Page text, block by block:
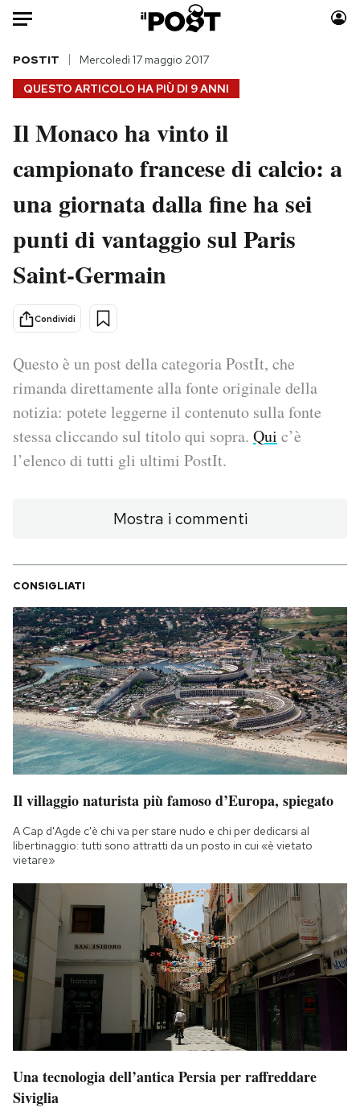
Auto
HOME
Italia
Politica
Tecnologia
Scienza
Cultura
Sport
Moda
Consumismi
Storie/Idee
Media
PODCAST
NEWSLETTER
CALENDARIO
AREA PERSONALE
Area Personale
Newsletter
Notifiche mobile
Regala il Post
Hai bisogno di aiuto?
Esci
QUESTO ARTICOLO HA PIÙ DI 9 ANNI
POSTIT Mercoledì 17 maggio 2017
Il Monaco ha vinto il
campionato francese di calcio: a
una giornata dalla fine ha sei
punti di vantaggio sul Paris
Saint-Germain
Condividi
Questo è un post della categoria PostIt, che
rimanda direttamente alla fonte originale della
notizia: potete leggerne il contenuto sulla fonte
stessa cliccando sul titolo qui sopra. Qui c’è
l’elenco di tutti gli ultimi PostIt.
Mostra i commenti
CONSIGLIATI
Il villaggio naturista più famoso d’Europa, spiegato
A Cap d'Agde c'è chi va per stare nudo e chi per dedicarsi al
libertinaggio: tutti sono attratti da un posto in cui «è vietato
vietare»
Una tecnologia dell’antica Persia per raffreddare
Siviglia